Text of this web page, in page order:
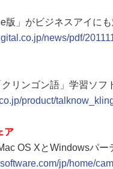
版」がビジネスアイに
news/pdf/
クリンゴン語」学習ソフ
product/
ア
OS XとWindowsパ
jp/home/